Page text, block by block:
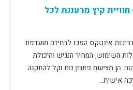
קיץ מרעננת לכל
אינטקס הפכו לבחירה מועדפת
השימוש, המחיר הנגיש והיכולת
הן מציעות פתרון נוח וקל להתקנה
אישית…